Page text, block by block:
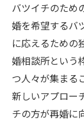
バツイチのため
婚を希望するバ
に応えるための
婚相談所という
つ人々が集まる
新しいアプロー
チの方が再婚に